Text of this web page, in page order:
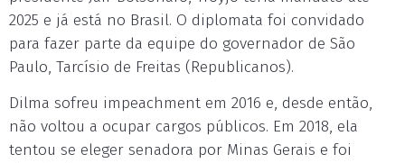
2025 e já está no Brasil. O diplomata foi convidado
para fazer parte da equipe do governador de São
Paulo, Tarcísio de Freitas (Republicanos).
Dilma sofreu impeachment em 2016 e, desde então,
não voltou a ocupar cargos públicos. Em 2018, ela
tentou se eleger senadora por Minas Gerais e foi